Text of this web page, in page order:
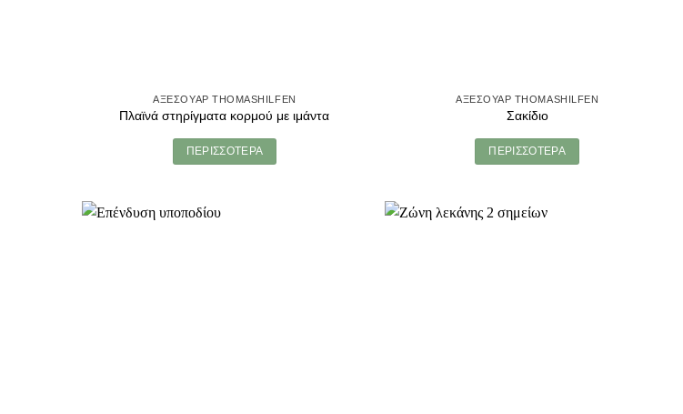
ΑΞΕΣΟΥΑΡ THOMASHILFEN
Πλαϊνά στηρίγματα κορμού με ιμάντα
ΠΕΡΙΣΣΟΤΕΡΑ
ΑΞΕΣΟΥΑΡ THOMASHILFEN
Σακίδιο
ΠΕΡΙΣΣΟΤΕΡΑ